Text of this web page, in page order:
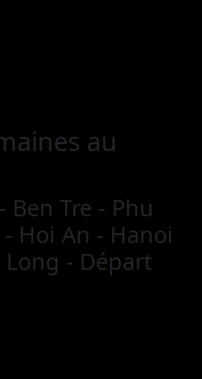
au
Ben Tre - Phu
Hoi An - Hanoi
- Départ